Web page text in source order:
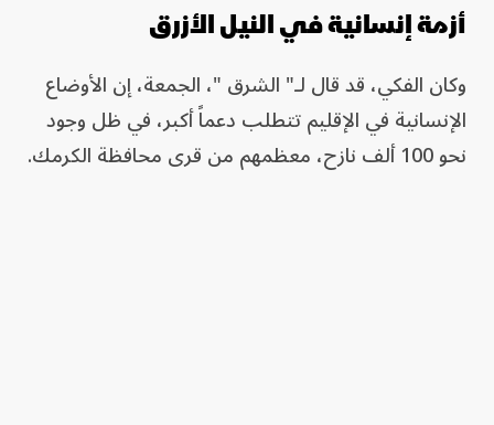
أزمة إنسانية في النيل الأزرق
وكان الفكي، قد قال لـ" الشرق "، الجمعة، إن الأوضاع
الإنسانية في الإقليم تتطلب دعماً أكبر، في ظل وجود
نحو 100 ألف نازح، معظمهم من قرى محافظة الكرمك.